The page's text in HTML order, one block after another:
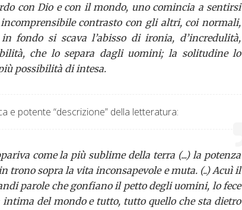
con Dio e con il mondo, uno comincia a sentirsi
incomprensibile contrasto con gli altri, coi normali,
fondo si scava l’abisso di ironia, d’incredulità,
che lo separa dagli uomini; la solitudine lo
possibilità di intesa.
e potente “descrizione” della letteratura:
come la più sublime della terra (...) la potenza
trono sopra la vita inconsapevole e muta. (..) Acuì il
parole che gonfiano il petto degli uomini, lo fece
intima del mondo e tutto, tutto quello che sta dietro